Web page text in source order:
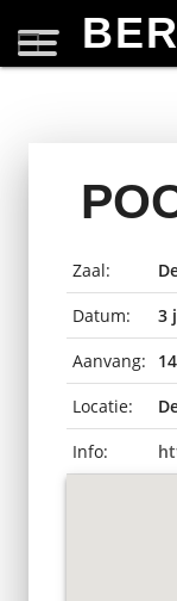
Zaal:
Datum:
3
Aanvang:
Locatie:
Info: